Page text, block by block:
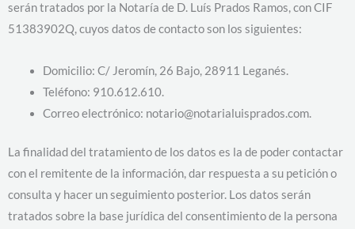
serán tratados por la Notaría de D. Luís Prados Ramos, con CIF
51383902Q, cuyos datos de contacto son los siguientes:
Domicilio: C/ Jeromín, 26 Bajo, 28911 Leganés.
Teléfono: 910.612.610.
Correo electrónico: notario@notarialuisprados.com.
La finalidad del tratamiento de los datos es la de poder contactar
con el remitente de la información, dar respuesta a su petición o
consulta y hacer un seguimiento posterior. Los datos serán
tratados sobre la base jurídica del consentimiento de la persona